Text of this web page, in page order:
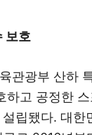
보호
관광부 산하
하고 공정한
립됐다. 대한